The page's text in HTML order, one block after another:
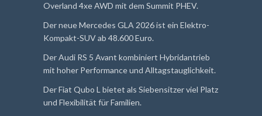
Overland 4xe AWD mit dem Summit PHEV.
Der neue Mercedes GLA 2026 ist ein Elektro-
Kompakt-SUV ab 48.600 Euro.
Der Audi RS 5 Avant kombiniert Hybridantrieb
mit hoher Performance und Alltagstauglichkeit.
Der Fiat Qubo L bietet als Siebensitzer viel Platz
und Flexibilität für Familien.